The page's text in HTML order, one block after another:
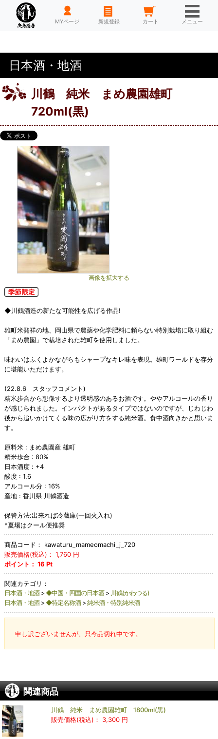
HOME MYページ 新規登録 カート メニュー
日本酒・地酒
川鶴 純米 まめ農園雄町
720ml(黒)
画像を拡大する
◆川鶴酒造の新たな可能性を広げる作品!
雄町米発祥の地、岡山県で農薬や化学肥料に頼らない特別栽培に取り組む
「まめ農園」で栽培された雄町を使用しました。
味わいはふくよかながらもシャープなキレ味を表現。雄町ワールドを存分
に堪能いただけます。
(22.8.6 スタッフコメント)
精米歩合から想像するより透明感のあるお酒です。ややアルコールの香り
が感じられました。インパクトがあるタイプではないのですが、じわじわ
後から追いかけてくる味の広がり方をする純米酒。食中酒向きかと思いま
す。
原料米 : まめ農園産 雄町
精米歩合 : 80%
日本酒度 : +4
酸度 : 1.6
アルコール分 : 16%
産地 : 香川県 川鶴酒造
保管方法:出来れば冷蔵庫(一回火入れ)
*夏場はクール便推奨
商品コード：
kawaturu_mameomachi_j_720
販売価格(税込)： 1,760円
ポイント： 16 Pt
関連カテゴリ：
日本酒・地酒> ◆中国・四国の日本酒> 川鶴(かわつる)
日本酒・地酒> ◆特定名称酒> 純米酒・特別純米酒
申し訳ございませんが、只今品切れ中です。
関連商品
川鶴 純米 まめ農園雄町 1800ml(黒)
販売価格(税込)：
3,300 円